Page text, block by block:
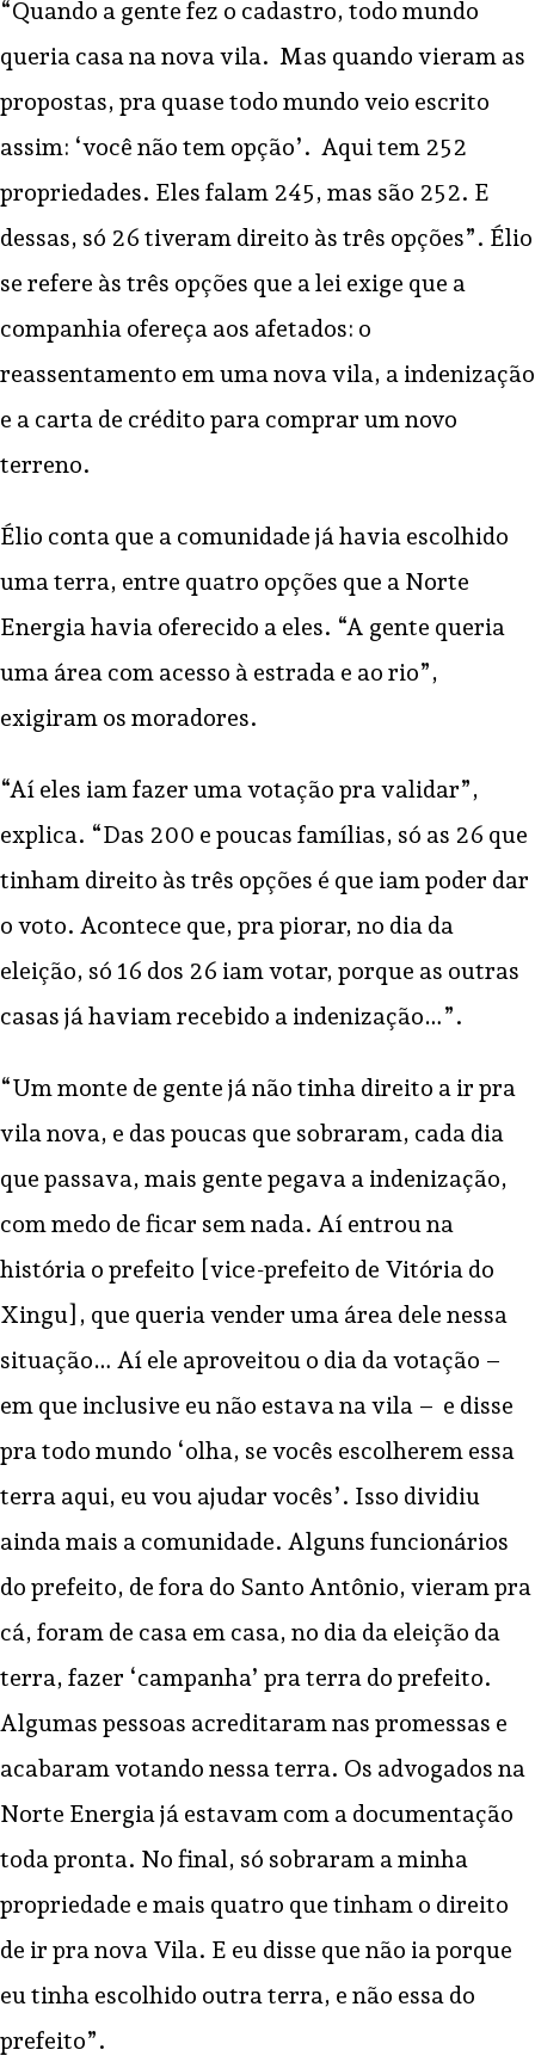
“Quando a gente fez o cadastro, todo mundo
queria casa na nova vila. Mas quando vieram as
propostas, pra quase todo mundo veio escrito
assim: ‘você não tem opção’. Aqui tem 252
propriedades. Eles falam 245, mas são 252. E
dessas, só 26 tiveram direito às três opções”. Élio
se refere às três opções que a lei exige que a
companhia ofereça aos afetados: o
reassentamento em uma nova vila, a indenização
e a carta de crédito para comprar um novo
terreno.
Élio conta que a comunidade já havia escolhido
uma terra, entre quatro opções que a Norte
Energia havia oferecido a eles. “A gente queria
uma área com acesso à estrada e ao rio”,
exigiram os moradores.
“Aí eles iam fazer uma votação pra validar”,
explica. “Das 200 e poucas famílias, só as 26 que
tinham direito às três opções é que iam poder dar
o voto. Acontece que, pra piorar, no dia da
eleição, só 16 dos 26 iam votar, porque as outras
casas já haviam recebido a indenização…”.
“Um monte de gente já não tinha direito a ir pra
vila nova, e das poucas que sobraram, cada dia
que passava, mais gente pegava a indenização,
com medo de ficar sem nada. Aí entrou na
história o prefeito [vice-prefeito de Vitória do
Xingu], que queria vender uma área dele nessa
situação… Aí ele aproveitou o dia da votação –
em que inclusive eu não estava na vila – e disse
pra todo mundo ‘olha, se vocês escolherem essa
terra aqui, eu vou ajudar vocês’. Isso dividiu
ainda mais a comunidade. Alguns funcionários
do prefeito, de fora do Santo Antônio, vieram pra
cá, foram de casa em casa, no dia da eleição da
terra, fazer ‘campanha’ pra terra do prefeito.
Algumas pessoas acreditaram nas promessas e
acabaram votando nessa terra. Os advogados na
Norte Energia já estavam com a documentação
toda pronta. No final, só sobraram a minha
propriedade e mais quatro que tinham o direito
de ir pra nova Vila. E eu disse que não ia porque
eu tinha escolhido outra terra, e não essa do
prefeito”.